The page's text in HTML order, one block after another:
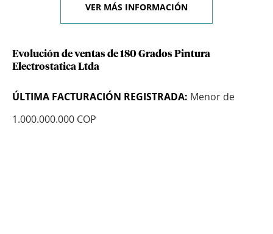
VER MÁS INFORMACIÓN
Evolución de ventas de 180 Grados Pintura
Electrostatica Ltda
ÚLTIMA FACTURACIÓN REGISTRADA: Menor de
1.000.000.000 COP